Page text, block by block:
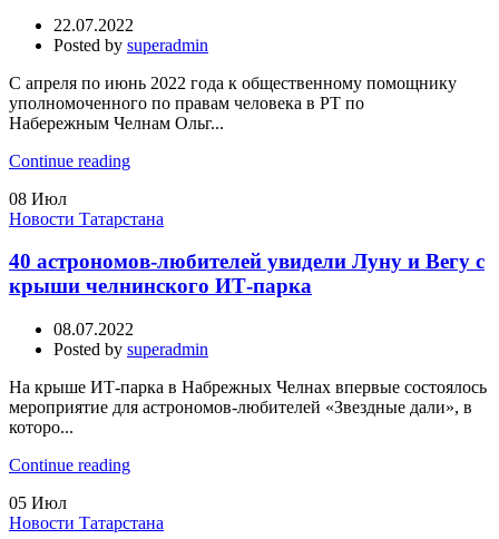
22.07.2022
Posted by superadmin
С апреля по июнь 2022 года к общественному помощнику
уполномоченного по правам человека в РТ по
Набережным Челнам Ольг...
Continue reading
08 Июл
Новости Татарстана
40 астрономов-любителей увидели Луну и Вегу с
крыши челнинского ИТ-парка
08.07.2022
Posted by superadmin
На крыше ИТ-парка в Набрежных Челнах впервые состоялось
мероприятие для астрономов-любителей «Звездные дали», в
которо...
Continue reading
05 Июл
Новости Татарстана